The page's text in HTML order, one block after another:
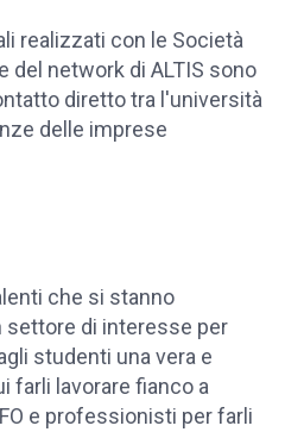
realizzati con le Società
del network di ALTIS sono
diretto tra l'università
delle imprese
che si stanno
settore di interesse per
studenti una vera e
farli lavorare fianco a
e professionisti per farli